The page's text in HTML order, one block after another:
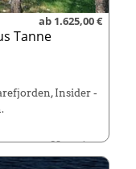
ab 1.625,00 €
Tanne
Insider -
August.Haustiere